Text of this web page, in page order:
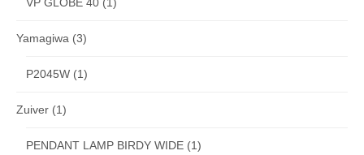
Yamagiwa (3)
P2045W (1)
Zuiver (1)
PENDANT LAMP BIRDY WIDE (1)